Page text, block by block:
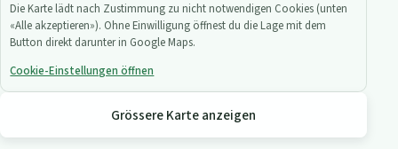
Die Karte lädt nach Zustimmung zu nicht notwendigen Cookies (unten
«Alle akzeptieren»). Ohne Einwilligung öffnest du die Lage mit dem
Button direkt darunter in Google Maps.
Cookie-Einstellungen öffnen
Grössere Karte anzeigen